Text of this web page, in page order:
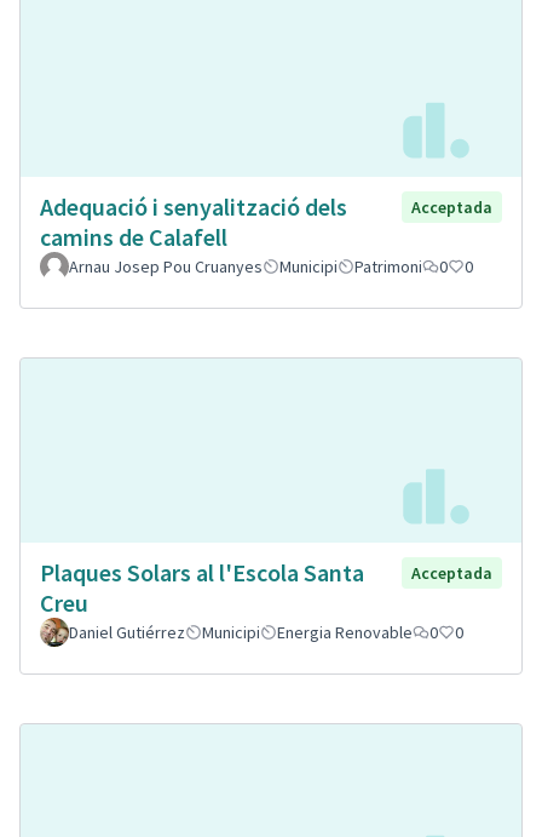
Adequació i senyalització dels
camins de Calafell
Acceptada
Arnau Josep Pou Cruanyes Municipi Patrimoni 0 0
Plaques Solars al l'Escola Santa
Creu
Acceptada
Daniel Gutiérrez Municipi Energia Renovable 0 0